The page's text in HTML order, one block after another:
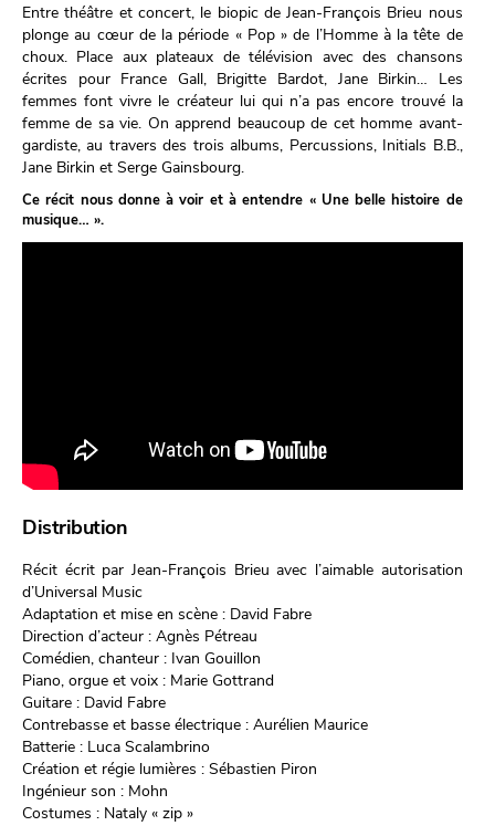
Entre théâtre et concert, le biopic de Jean-François Brieu nous
plonge au cœur de la période « Pop » de l’Homme à la tête de
choux. Place aux plateaux de télévision avec des chansons
écrites pour France Gall, Brigitte Bardot, Jane Birkin… Les
femmes font vivre le créateur lui qui n’a pas encore trouvé la
femme de sa vie. On apprend beaucoup de cet homme avant-
gardiste, au travers des trois albums, Percussions, Initials B.B.,
Jane Birkin et Serge Gainsbourg.
Ce récit nous donne à voir et à entendre « Une belle histoire de
musique… ».
Distribution
Récit écrit par Jean-François Brieu avec l’aimable autorisation
d’Universal Music
Adaptation et mise en scène : David Fabre
Direction d’acteur : Agnès Pétreau
Comédien, chanteur : Ivan Gouillon
Piano, orgue et voix : Marie Gottrand
Guitare : David Fabre
Contrebasse et basse électrique : Aurélien Maurice
Batterie : Luca Scalambrino
Création et régie lumières : Sébastien Piron
Ingénieur son : Mohn
Costumes : Nataly « zip »